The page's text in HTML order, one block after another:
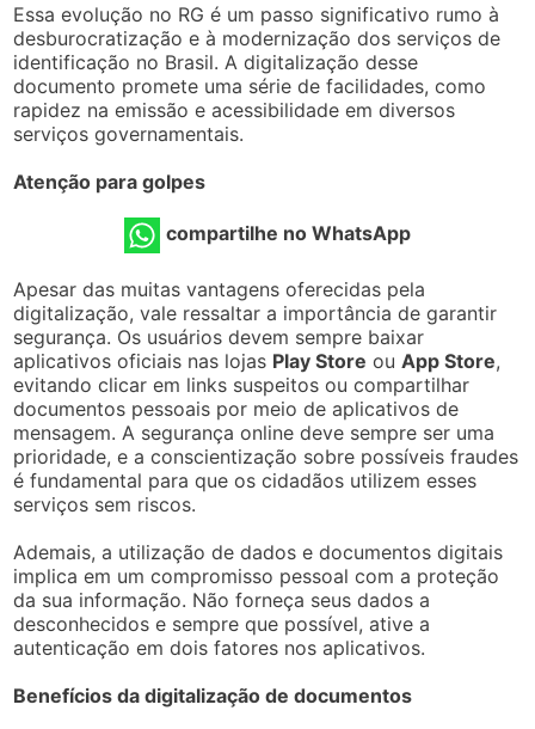
Essa evolução no RG é um passo significativo rumo à
desburocratização e à modernização dos serviços de
identificação no Brasil. A digitalização desse
documento promete uma série de facilidades, como
rapidez na emissão e acessibilidade em diversos
serviços governamentais.
Atenção para golpes
compartilhe no WhatsApp
Apesar das muitas vantagens oferecidas pela
digitalização, vale ressaltar a importância de garantir
segurança. Os usuários devem sempre baixar
aplicativos oficiais nas lojas Play Store ou App Store,
evitando clicar em links suspeitos ou compartilhar
documentos pessoais por meio de aplicativos de
mensagem. A segurança online deve sempre ser uma
prioridade, e a conscientização sobre possíveis fraudes
é fundamental para que os cidadãos utilizem esses
serviços sem riscos.
Ademais, a utilização de dados e documentos digitais
implica em um compromisso pessoal com a proteção
da sua informação. Não forneça seus dados a
desconhecidos e sempre que possível, ative a
autenticação em dois fatores nos aplicativos.
Benefícios da digitalização de documentos